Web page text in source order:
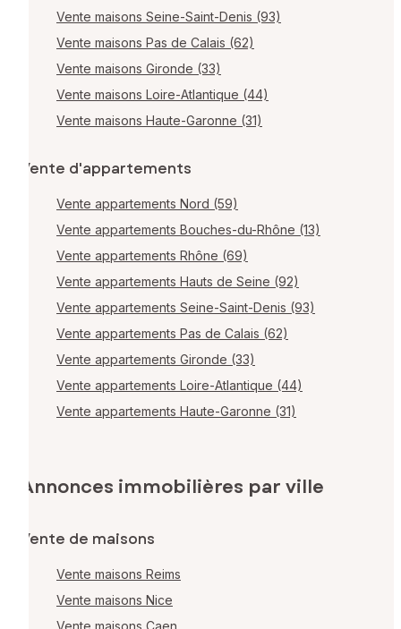
Vente maisons Seine-Saint-Denis (93)
Vente maisons Pas de Calais (62)
Vente maisons Gironde (33)
Vente maisons Loire-Atlantique (44)
Vente maisons Haute-Garonne (31)
Vente d'appartements
Vente appartements Nord (59)
Vente appartements Bouches-du-Rhône (13)
Vente appartements Rhône (69)
Vente appartements Hauts de Seine (92)
Vente appartements Seine-Saint-Denis (93)
Vente appartements Pas de Calais (62)
Vente appartements Gironde (33)
Vente appartements Loire-Atlantique (44)
Vente appartements Haute-Garonne (31)
Annonces immobilières par ville
Vente de maisons
Vente maisons Reims
Vente maisons Nice
Vente maisons Caen